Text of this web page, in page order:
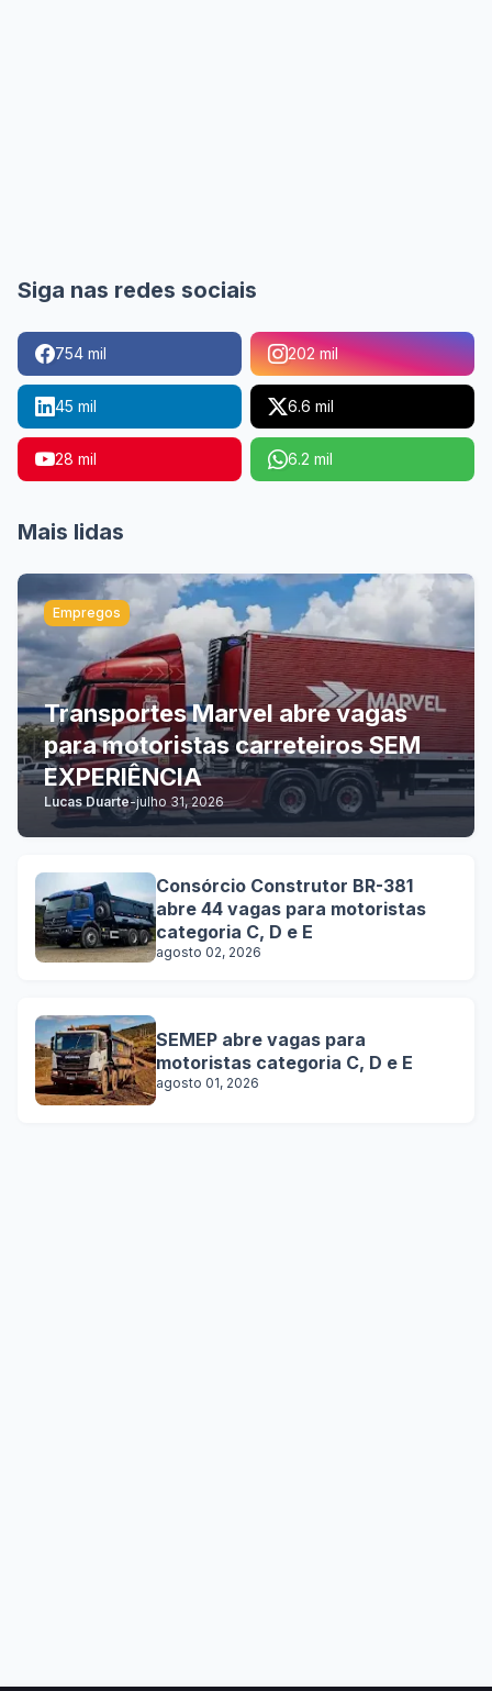
Siga nas redes sociais
754 mil 202 mil
45 mil 6.6 mil
28 mil 6.2 mil
Mais lidas
Empregos
Transportes Marvel abre vagas
para motoristas carreteiros SEM
EXPERIÊNCIA
Lucas Duarte-julho 31, 2026
Consórcio Construtor BR-381
abre 44 vagas para motoristas
categoria C, D e E
agosto 02, 2026
SEMEP abre vagas para
motoristas categoria C, D e E
agosto 01, 2026